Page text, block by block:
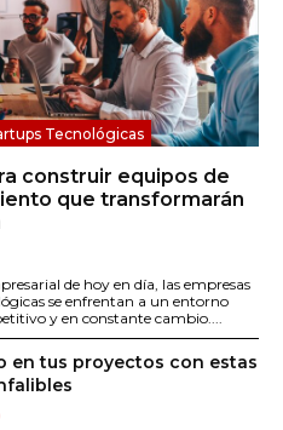
Tecnológicas
construir equipos de
que transformarán
de hoy en día, las empresas
se enfrentan a un entorno
y en constante cambio....
en tus proyectos con estas